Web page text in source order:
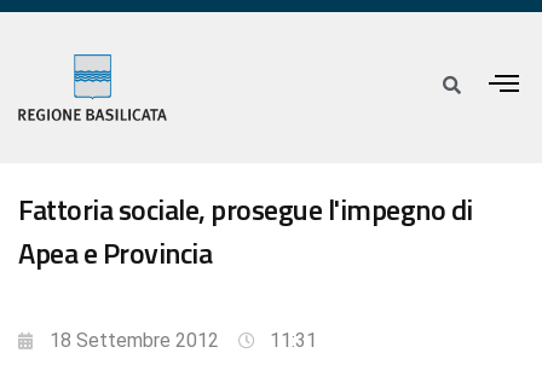
Fattoria sociale, prosegue l'impegno di
Apea e Provincia
18 Settembre 2012 11:31